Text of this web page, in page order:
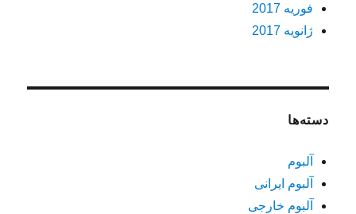
فوریه 2017
ژانویه 2017
دسته‌ها
آلبوم
آلبوم ایرانی
آلبوم خارجی